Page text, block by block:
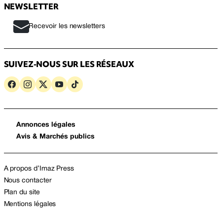
NEWSLETTER
Recevoir les newsletters
SUIVEZ-NOUS SUR LES RÉSEAUX
Annonces légales
Avis & Marchés publics
A propos d’Imaz Press
Nous contacter
Plan du site
Mentions légales